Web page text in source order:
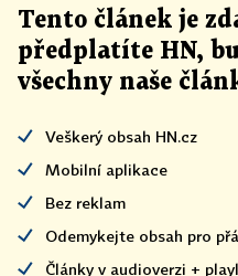
Tento článek je
předplatíte HN,
všechny naše
Veškerý obsah HN.cz
Mobilní aplikace
Bez reklam
Odemykejte obsah pro
Články v audioverzi +